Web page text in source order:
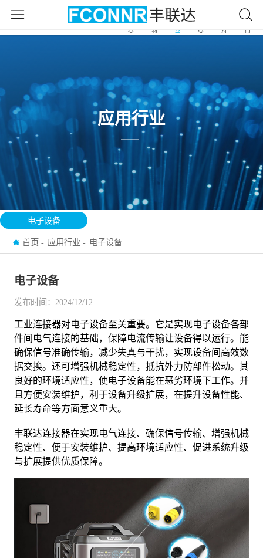
首
页
产
品
中
心
由
定
制
用
行
业
心
持
于
我
们
应用行业
电子设备
首页 应用行业 电子设备
电子设备
发布时间：2024/12/12
工业连接器对电子设备至关重要。它是实现电子设备各部
件间电气连接的基础，保障电流传输让设备得以运行。能
确保信号准确传输，减少失真与干扰，实现设备间高效数
据交换。还可增强机械稳定性，抵抗外力防部件松动。其
良好的环境适应性，使电子设备能在恶劣环境下工作。并
且方便安装维护，利于设备升级扩展，在提升设备性能、
延长寿命等方面意义重大。
丰联达连接器在实现电气连接、确保信号传输、增强机械
稳定性、便于安装维护、提高环境适应性、促进系统升级
与扩展提供优质保障。